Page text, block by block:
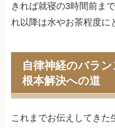
きれば就寝の3時間前ま
れ以降は水やお茶程度に
自律神経のバラ
根本解決への道
これまでお伝えしてきた